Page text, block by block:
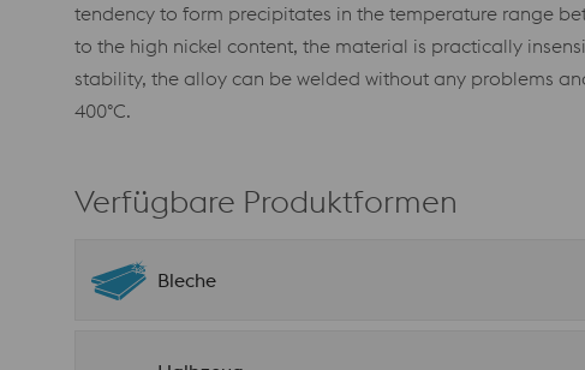
tendency to form precipitates in the temperature range
to the high nickel content, the material is practically
stability, the alloy can be welded without any problems
400°C.
Verfügbare Produktformen
Bleche